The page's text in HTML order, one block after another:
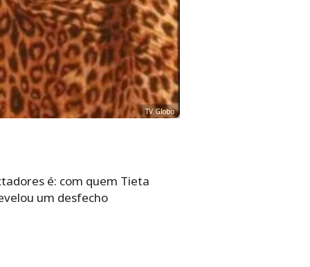
TV Globo
é: com quem Tieta
um desfecho